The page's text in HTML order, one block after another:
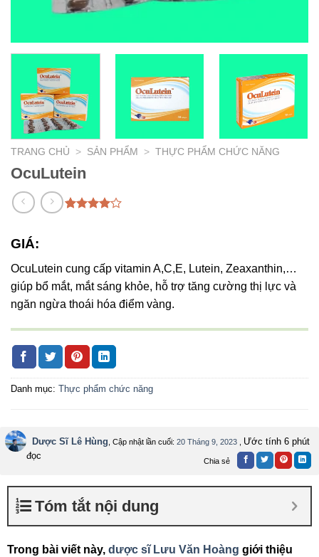
TRANG CHỦ > SẢN PHẨM > THỰC PHẨM CHỨC NĂNG
OcuLutein
GIÁ:
OcuLutein cung cấp vitamin A,C,E, Lutein, Zeaxanthin,…
giúp bổ mắt, mắt sáng khỏe, hỗ trợ tăng cường thị lực và
ngăn ngừa thoái hóa điểm vàng.
Danh mục: Thực phẩm chức năng
Dược Sĩ Lê Hùng , Cập nhật lần cuối: 20 Tháng 9, 2023
Ước tính 6 phút
đọc
Chia sẻ
Tóm tắt nội dung
Trong bài viết này, dược sĩ Lưu Văn Hoàng giới thiệu